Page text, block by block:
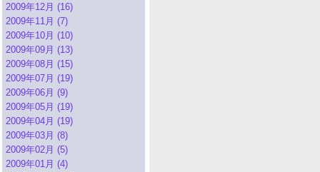
2009年12月 (16)
2009年11月 (7)
2009年10月 (10)
2009年09月 (13)
2009年08月 (15)
2009年07月 (19)
2009年06月 (9)
2009年05月 (19)
2009年04月 (19)
2009年03月 (8)
2009年02月 (5)
2009年01月 (4)